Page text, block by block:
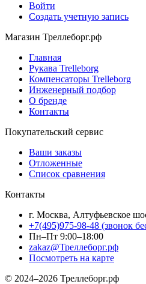
Войти
Создать учетную запись
Магазин Треллеборг.рф
Главная
Рукава Trelleborg
Компенсаторы Trelleborg
Инженерный подбор
О бренде
Контакты
Покупательский сервис
Ваши заказы
Отложенные
Список сравнения
Контакты
г. Москва, Алтуфьевское
+7(495)975-98-48 (звонок
Пн–Пт 9:00–18:00
zakaz@Треллеборг.рф
Посмотреть на карте
© 2024–2026 Треллеборг.рф